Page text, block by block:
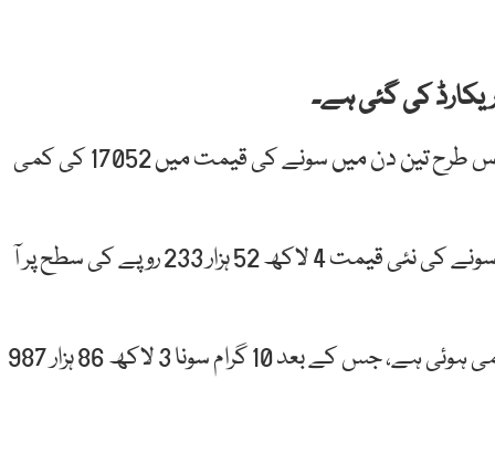
کی گئی ہے۔
آج سونے کے فی تولہ نرخ میں 3094 کی کمی ہوئی ہے اس طرح تین دن میں سونے کی قیمت میں 17052 کی کمی
آل پاکستان صرافہ بازار کے مطابق کمی کے بعد فی تولہ سونے کی نئی قیمت 4 لاکھ 52 ہزار 233 روپے کی سطح پر آ
10 گرام سونے کی قیمت میں بھی 2 ہزار 785 روپے کی کمی ہوئی ہے، جس کے بعد 10 گرام سونا 3 لاکھ 86 ہزار 987